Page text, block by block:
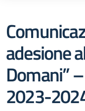
adesione
Domani”
2023-